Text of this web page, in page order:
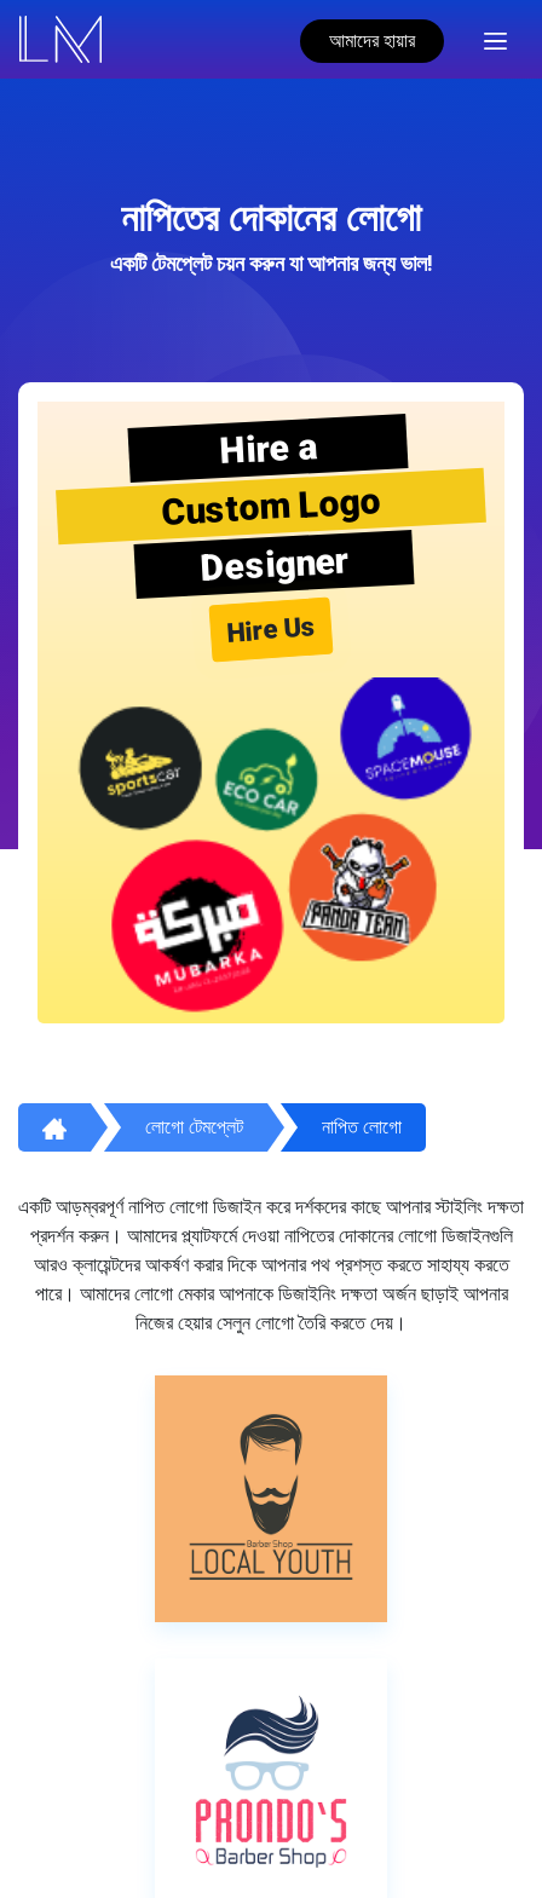
আমাদের হায়ার
নাপিতের দোকানের লোগো
একটি টেমপ্লেট চয়ন করুন যা আপনার জন্য ভাল!
Hire a
Custom Logo
Designer
Hire Us
লোগো টেমপ্লেট নাপিত লোগো
একটি আড়ম্বরপূর্ণ নাপিত লোগো ডিজাইন করে দর্শকদের কাছে আপনার স্টাইলিং দক্ষতা
প্রদর্শন করুন। আমাদের প্ল্যাটফর্মে দেওয়া নাপিতের দোকানের লোগো ডিজাইনগুলি
আরও ক্লায়েন্টদের আকর্ষণ করার দিকে আপনার পথ প্রশস্ত করতে সাহায্য করতে
পারে। আমাদের লোগো মেকার আপনাকে ডিজাইনিং দক্ষতা অর্জন ছাড়াই আপনার
নিজের হেয়ার সেলুন লোগো তৈরি করতে দেয়।